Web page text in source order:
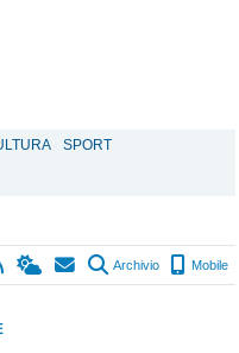
SPORT
Archivio Mobile